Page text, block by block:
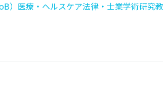
） 医療・ヘルスケア法律・士業学術研究